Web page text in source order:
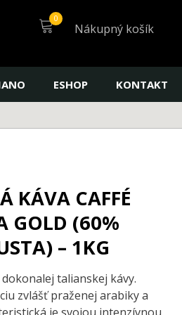
Nákupný košík
ESHOP KONTAKT
KÁVA CAFFÉ
GOLD (60%
– 1KG
talianskej kávy.
zvlášť praženej arabiky a